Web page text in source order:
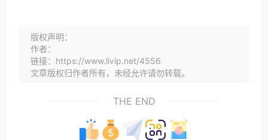
版权声明：
作者：
链接：https://www.livip.net/4556
文章版权归作者所有，未经允许请勿转载。
THE END